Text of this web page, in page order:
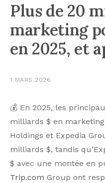
Plus de 20
marketing
en 2025, et
1 MARS 2026
💰 En 2025, les
milliards $ en
Holdings et Expedia
milliards $, tandis
$ avec une montée en
Trip.com Group ont